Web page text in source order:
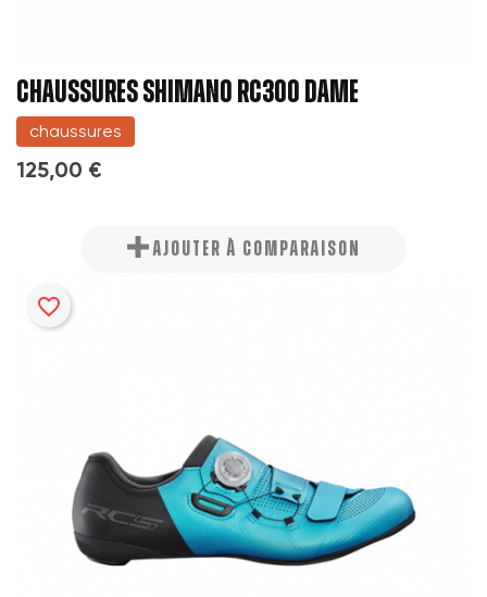
CHAUSSURES SHIMANO RC300 DAME
chaussures
125,00 €
AJOUTER À COMPARAISON
favorite_border